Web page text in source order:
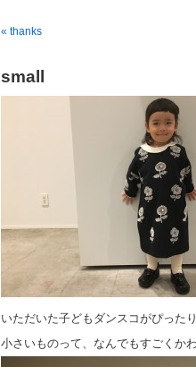
« thanks
small
いただいた子どもダンスコがぴった
小さいものって、なんでもすごくかわ